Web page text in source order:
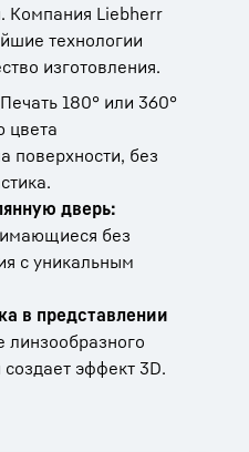
Компания Liebherr
технологии
изготовления.
Печать 180° или 360°
цвета
поверхности, без
дверь:
без
с уникальным
в представлении
линзообразного
эффект 3D.